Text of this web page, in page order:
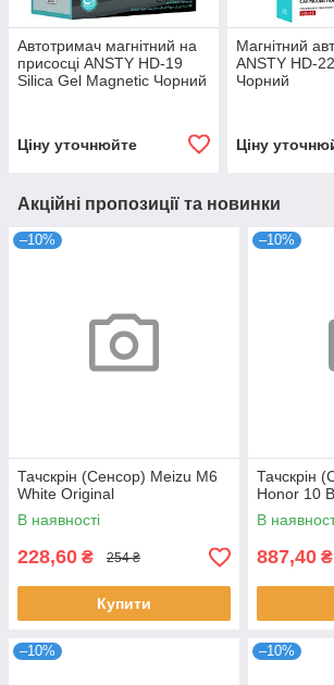
Автотримач магнітний на
присосці ANSTY HD-19
Silica Gel Magnetic Чорний
Ціну уточнюйте
Магнітний
ANSTY HD-
Чорний
Ціну
Акційні пропозиції та новинки
–10%
Тачскрін (Сенсор) Meizu M6
White Original
В наявності
228,60 ₴ 254 ₴
Купити
–10%
Тачскрін
Honor 10
В
887,40 ₴
–10% –10%